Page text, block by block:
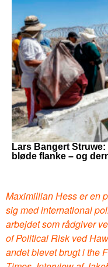
Lars Bangert
bløde flanke – og
Maximillian Hess er en
sig med international
arbejdet som rådgiver
of Political Risk ved
andet blevet brugt i the